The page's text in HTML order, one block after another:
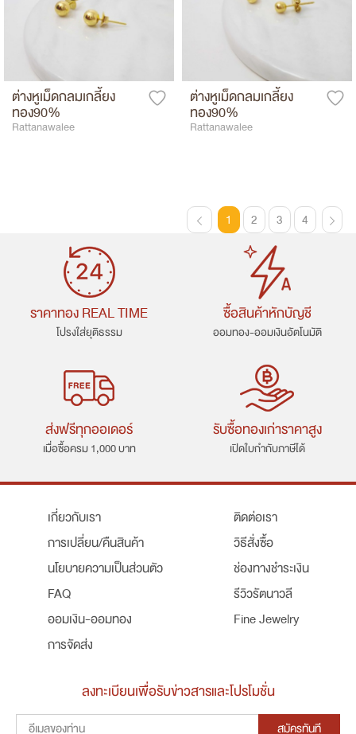
ต่างหูเม็ดกลมเกลี้ยง
ทอง90%
Rattanawalee
ต่างหูเม็ดกลมเกลี้ยง
ทอง90%
Rattanawalee
1 2 3 4
ราคาทอง REAL TIME
โปรงใส่ยุติธรรม
ซื้อสินค้าหักบัญชี
ออมทอง-ออมเงินอัตโนมัติ
ส่งฟรีทุกออเดอร์
เมื่อซื้อครม 1,000 บาท
รับซื้อทองเก่าราคาสูง
เปิดใบกำกับภาษีได้
เกี่ยวกับเรา
การเปลี่ยน/คืนสินค้า
นโยบายความเป็นส่วนตัว
FAQ
ออมเงิน-ออมทอง
การจัดส่ง
ติดต่อเรา
วิธีสั่งซื้อ
ช่องทางชำระเงิน
รีวิวรัตนาวลี
Fine Jewelry
ลงทะเบียนเพื่อรับข่าวสารและโปรโมชั่น
สมัครทันที